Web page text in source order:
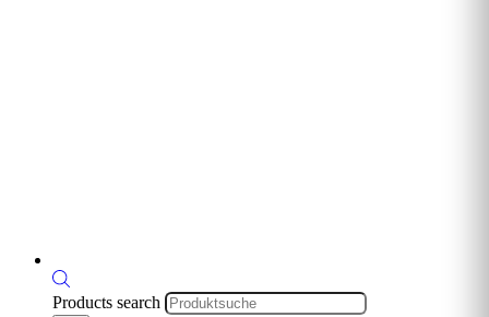
Products search